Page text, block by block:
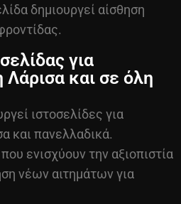
δημιουργεί αίσθηση
για
και σε όλη
ιστοσελίδες για
και πανελλαδικά.
ενισχύουν την αξιοπιστία
νέων αιτημάτων για